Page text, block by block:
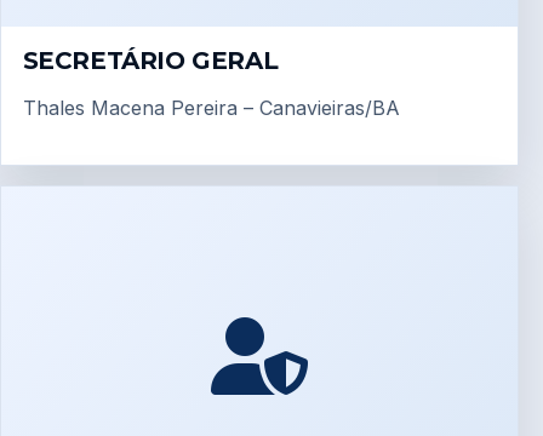
SECRETÁRIO GERAL
Thales Macena Pereira – Canavieiras/BA